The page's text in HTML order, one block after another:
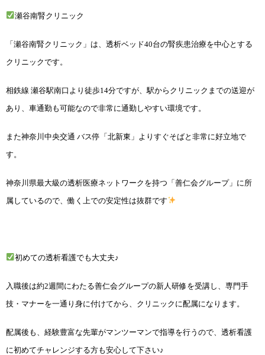
瀬谷南腎クリニック
「瀬谷南腎クリニック」は、透析ベッド40台の腎疾患治療を中心とする
クリニックです。
相鉄線 瀬谷駅南口より徒歩14分ですが、駅からクリニックまでの送迎が
あり、車通勤も可能なので非常に通勤しやすい環境です。
また神奈川中央交通 バス停「北新東」よりすぐそばと非常に好立地で
す。
神奈川県最大級の透析医療ネットワークを持つ「善仁会グループ」に所
属しているので、働く上での安定性は抜群です
初めての透析看護でも大丈夫♪
入職後は約2週間にわたる善仁会グループの新人研修を受講し、専門手
技・マナーを一通り身に付けてから、クリニックに配属になります。
配属後も、経験豊富な先輩がマンツーマンで指導を行うので、透析看護
に初めてチャレンジする方も安心して下さい♪